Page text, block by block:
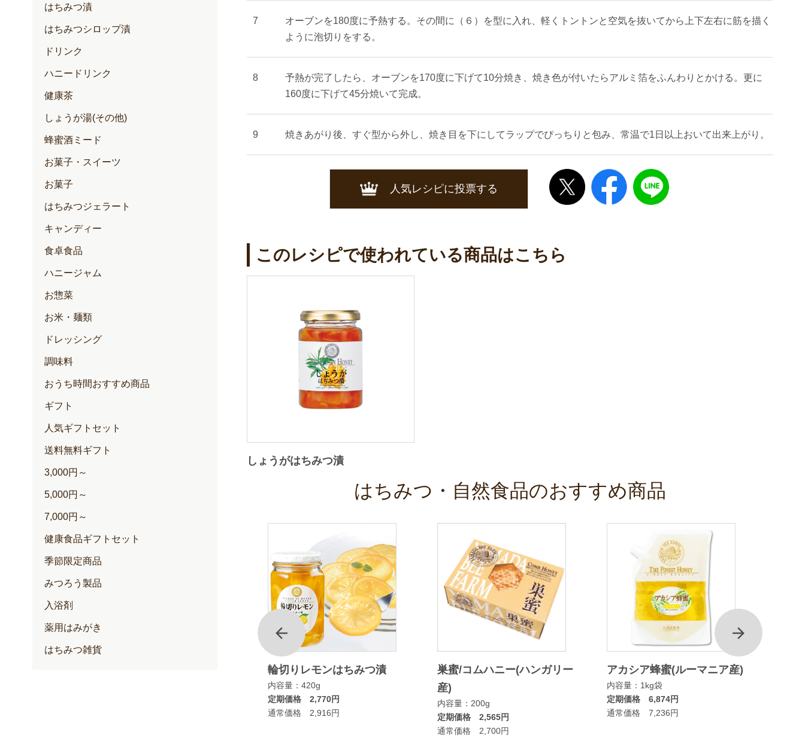
オーブンを180度に予熱する。その間に（６）を型に入れ、軽くトントンと空気を抜いてから上下左右に筋を描く
ように泡切りをする。
予熱が完了したら、オーブンを170度に下げて10分焼き、焼き色が付いたらアルミ箔をふんわりとかける。更に
160度に下げて45分焼いて完成。
焼きあがり後、すぐ型から外し、焼き目を下にしてラップでぴっちりと包み、常温で1日以上おいて出来上がり。
人気レシピに投票する
このレシピで使われている商品はこちら
しょうがはちみつ漬
はちみつ・自然食品のおすすめ商品
前
輪切りレモンはちみつ漬
内容量：420g
定期価格 2,770円
通常価格 2,916円
巣蜜/コムハニー(ハンガリー
産)
内容量：200g
定期価格 2,565円
通常価格 2,700円
アカシア蜂蜜(ルーマニア産)
内容量：1kg袋
定期価格 6,874円
通常価格 7,236円
次
はちみつ漬
はちみつシロップ漬
ドリンク
ハニードリンク
健康茶
しょうが湯(その他)
蜂蜜酒ミード
お菓子・スイーツ
お菓子
はちみつジェラート
キャンディー
食卓食品
ハニージャム
お惣菜
お米・麺類
ドレッシング
調味料
おうち時間おすすめ商品
ギフト
人気ギフトセット
送料無料ギフト
3,000円～
5,000円～
7,000円～
健康食品ギフトセット
季節限定商品
みつろう製品
入浴剤
薬用はみがき
はちみつ雑貨